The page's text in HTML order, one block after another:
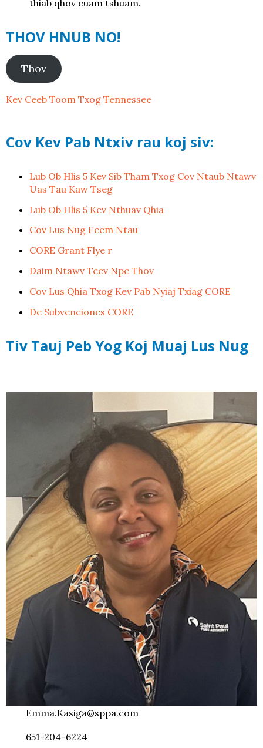
thiab qhov cuam tshuam.
THOV HNUB NO!
Thov
Kev Ceeb Toom Txog Tennessee
Cov Kev Pab Ntxiv rau koj siv:
Lub Ob Hlis 5 Kev Sib Tham Txog Cov Ntaub Ntawv
Uas Tau Kaw Tseg
Lub Ob Hlis 5 Kev Nthuav Qhia
Cov Lus Nug Feem Ntau
CORE Grant Flye r
Daim Ntawv Teev Npe Thov
Cov Lus Qhia Txog Kev Pab Nyiaj Txiag CORE
De Subvenciones CORE
Tiv Tauj Peb Yog Koj Muaj Lus Nug
Emma.Kasiga@sppa.com
651-204-6224